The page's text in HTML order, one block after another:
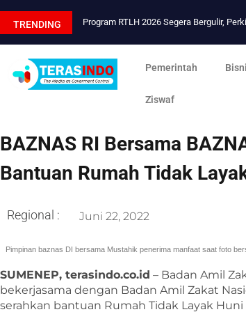
TRENDING Program RTLH 2026 Segera Bergulir,
Pemerintah
Ziswaf
BAZNAS RI Bersama
Bantuan Rumah Tidak
Regional : Juni 22, 2022
Pimpinan baznas DI bersama Mustahik penerima manfaat saat foto
SUMENEP, terasindo.co.id – Badan Amil
bekerjasama dengan Badan Amil Zakat
serahkan bantuan Rumah Tidak Layak